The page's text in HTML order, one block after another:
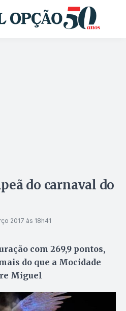
do carnaval do
2017 às 18h41
com 269,9 pontos,
do que a Mocidade
Miguel